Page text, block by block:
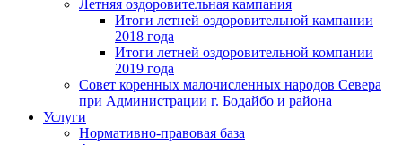
Летняя оздоровительная кампания
Итоги летней оздоровительной кампании
2018 года
Итоги летней оздоровительной компании
2019 года
Совет коренных малочисленных народов Севера
при Администрации г. Бодайбо и района
Услуги
Нормативно-правовая база